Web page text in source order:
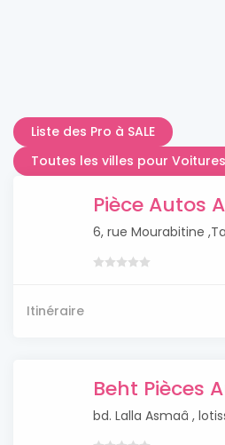
Liste des Pro à SALE
Toutes les villes pour Voitures
Pièce Autos
6, rue Mourabitine
Itinéraire
Beht Pièces
bd. Lalla Asmaâ ,